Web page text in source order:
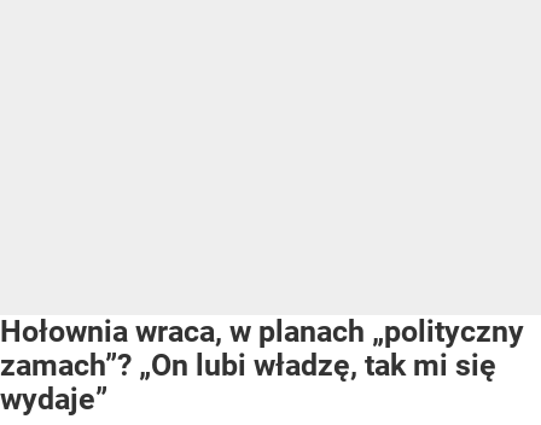
Hołownia wraca, w planach „polityczny
zamach”? „On lubi władzę, tak mi się
wydaje”